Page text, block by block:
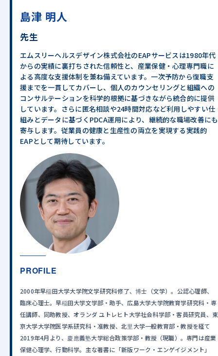
島津 明人
先生
エムスリーヘルスデザイン株式会社のEAPサービスは1980年代
からの実績に裏打ちされた信頼性と、産業保健・心理専門職に
よる高度な支援体制を兼ね備えています。一次予防から復職支
援までを一貫してカバーし、個人のカウンセリングと組織への
コンサルテーションを科学的根拠に基づきながら統合的に提供
しています。さらに匿名相談や24時間対応など利用しやすい仕
組みとデータに基づくPDCA運用により、継続的な職場改善にも
寄与します。従業員の健康と生産性の両立を実現する実践的
EAPとして期待しています。
PROFILE
2000年早稲田大学大学院文学研究科修了、博士（文学）。公認心理師、
臨床心理士。早稲田大学文学部・助手、広島大学大学院教育学研究科・専
任講師、同助教授、オランダ ユトレヒト大学社会科学部・客員研究員、東
京大学大学院医学系研究科・准教授、北里大学一般教育部・教授を経て
2019年4月より、慶應義塾大学総合政策学部・教授（現職）。専門は産業
保健心理学、行動科学。主な著書に「新版ワーク・エンゲイジメント」